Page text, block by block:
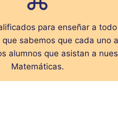
para enseñar a
sabemos que cada uno
alumnos que asistan a
Matemáticas.